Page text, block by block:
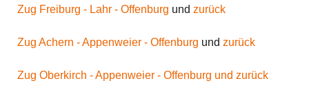
Zug Freiburg - Lahr - Offenburg und zurück
Zug Achern - Appenweier - Offenburg und zurück
Zug Oberkirch - Appenweier - Offenburg und zurück